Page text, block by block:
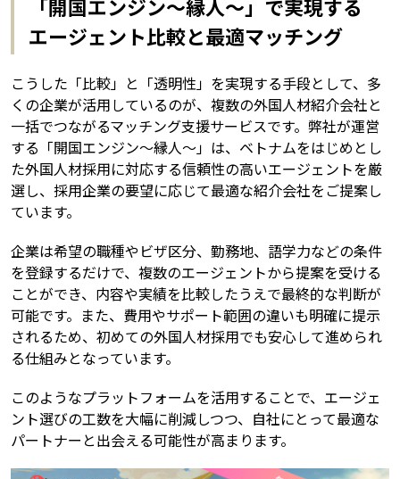
「開国エンジン～縁人～」で実現する
エージェント比較と最適マッチング
こうした「比較」と「透明性」を実現する手段として、多
くの企業が活用しているのが、複数の外国人材紹介会社と
一括でつながるマッチング支援サービスです。弊社が運営
する「開国エンジン～縁人～」は、ベトナムをはじめとし
た外国人材採用に対応する信頼性の高いエージェントを厳
選し、採用企業の要望に応じて最適な紹介会社をご提案し
ています。
企業は希望の職種やビザ区分、勤務地、語学力などの条件
を登録するだけで、複数のエージェントから提案を受ける
ことができ、内容や実績を比較したうえで最終的な判断が
可能です。また、費用やサポート範囲の違いも明確に提示
されるため、初めての外国人材採用でも安心して進められ
る仕組みとなっています。
このようなプラットフォームを活用することで、エージェ
ント選びの工数を大幅に削減しつつ、自社にとって最適な
パートナーと出会える可能性が高まります。